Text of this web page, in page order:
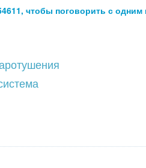
чтобы поговорить с